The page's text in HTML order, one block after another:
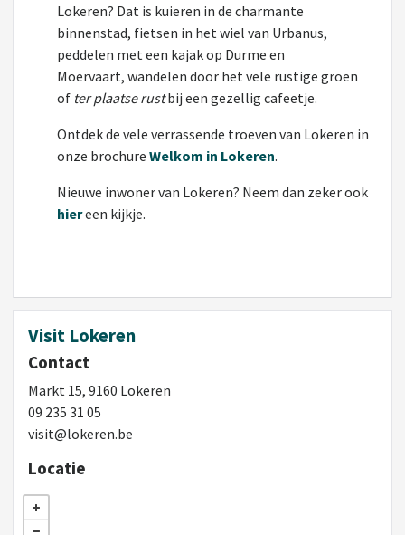
Lokeren? Dat is kuieren in de charmante
binnenstad, fietsen in het wiel van Urbanus,
peddelen met een kajak op Durme en
Moervaart, wandelen door het vele rustige groen
of ter plaatse rustbij een gezellig cafeetje.
Ontdek de vele verrassende troeven van Lokeren in
onze brochure Welkom in Lokeren.
Nieuwe inwoner van Lokeren? Neem dan zeker ook
hiereen kijkje.
Visit Lokeren
Contact
Markt 15, 9160 Lokeren
09 235 31 05
visit@lokeren.be
Locatie